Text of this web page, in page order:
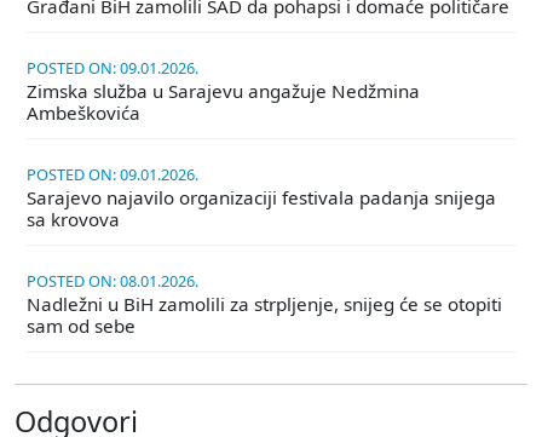
Građani BiH zamolili SAD da pohapsi i domaće političare
POSTED ON: 09.01.2026.
Zimska služba u Sarajevu angažuje Nedžmina
Ambeškovića
POSTED ON: 09.01.2026.
Sarajevo najavilo organizaciji festivala padanja snijega
sa krovova
POSTED ON: 08.01.2026.
Nadležni u BiH zamolili za strpljenje, snijeg će se otopiti
sam od sebe
Odgovori